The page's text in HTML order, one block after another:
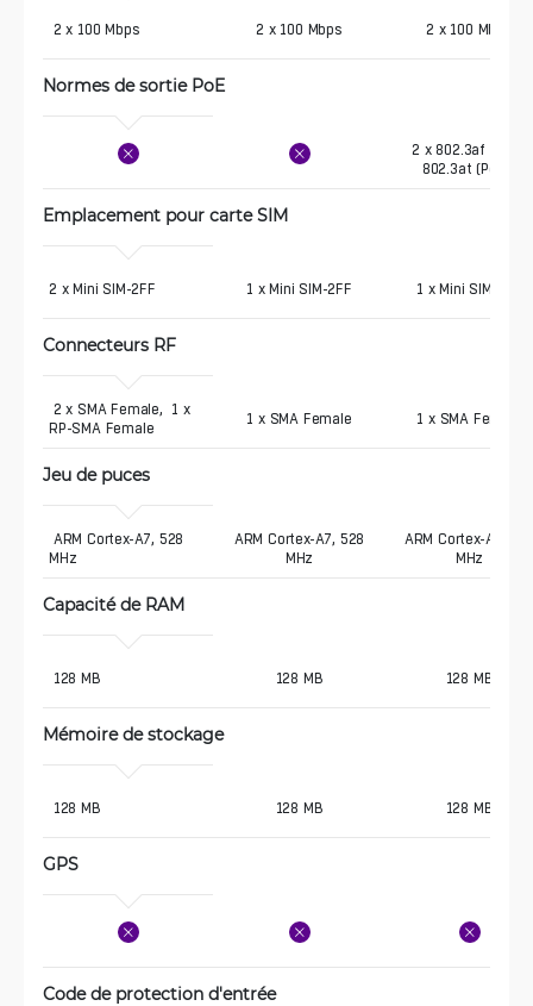
2 x 100 Mbps 2 x 100 Mbps 2 x 100 Mbps
Normes de sortie PoE
2 x 802.3af (PoE),
802.3at (PoE+)
Emplacement pour carte SIM
2 x Mini SIM-2FF 1 x Mini SIM-2FF 1 x Mini SIM-2FF
Connecteurs RF
RP-SMA Female
1 x SMA Female 1 x SMA Female
Jeu de puces
MHz
ARM Cortex-A7, 528
MHz
ARM Cortex-A7,
MHz
Capacité de RAM
128 MB 128 MB 128 MB
Mémoire de stockage
128 MB 128 MB 128 MB
GPS
Code de protection d'entrée